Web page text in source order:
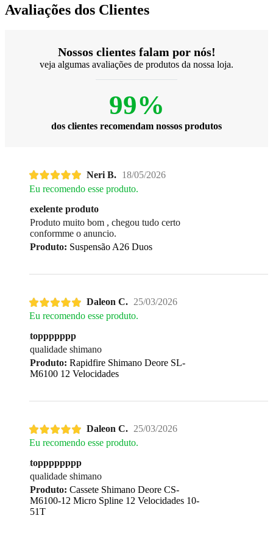
Avaliações dos Clientes
Nossos clientes falam por nós!
veja algumas avaliações de produtos da nossa loja.
99%
dos clientes recomendam nossos produtos
Neri B. 18/05/2026
Eu recomendo esse produto.
exelente produto
Produto muito bom , chegou tudo certo
conformme o anuncio.
Produto: Suspensão A26 Duos
Daleon C. 25/03/2026
Eu recomendo esse produto.
toppppppp
qualidade shimano
Produto: Rapidfire Shimano Deore SL-
M6100 12 Velocidades
Daleon C. 25/03/2026
Eu recomendo esse produto.
topppppppp
qualidade shimano
Produto: Cassete Shimano Deore CS-
M6100-12 Micro Spline 12 Velocidades 10-
51T